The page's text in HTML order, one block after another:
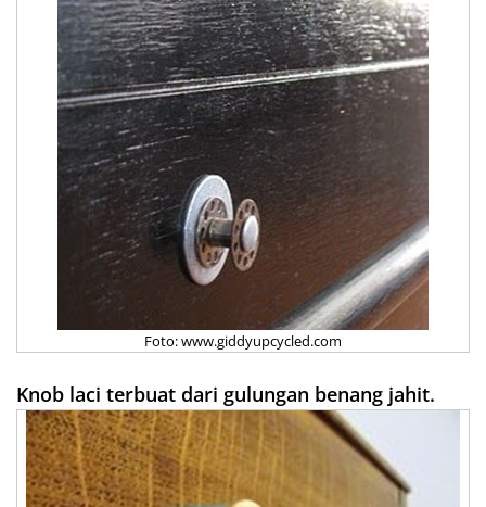
Foto: www.giddyupcycled.com
Knob laci terbuat dari gulungan benang jahit.